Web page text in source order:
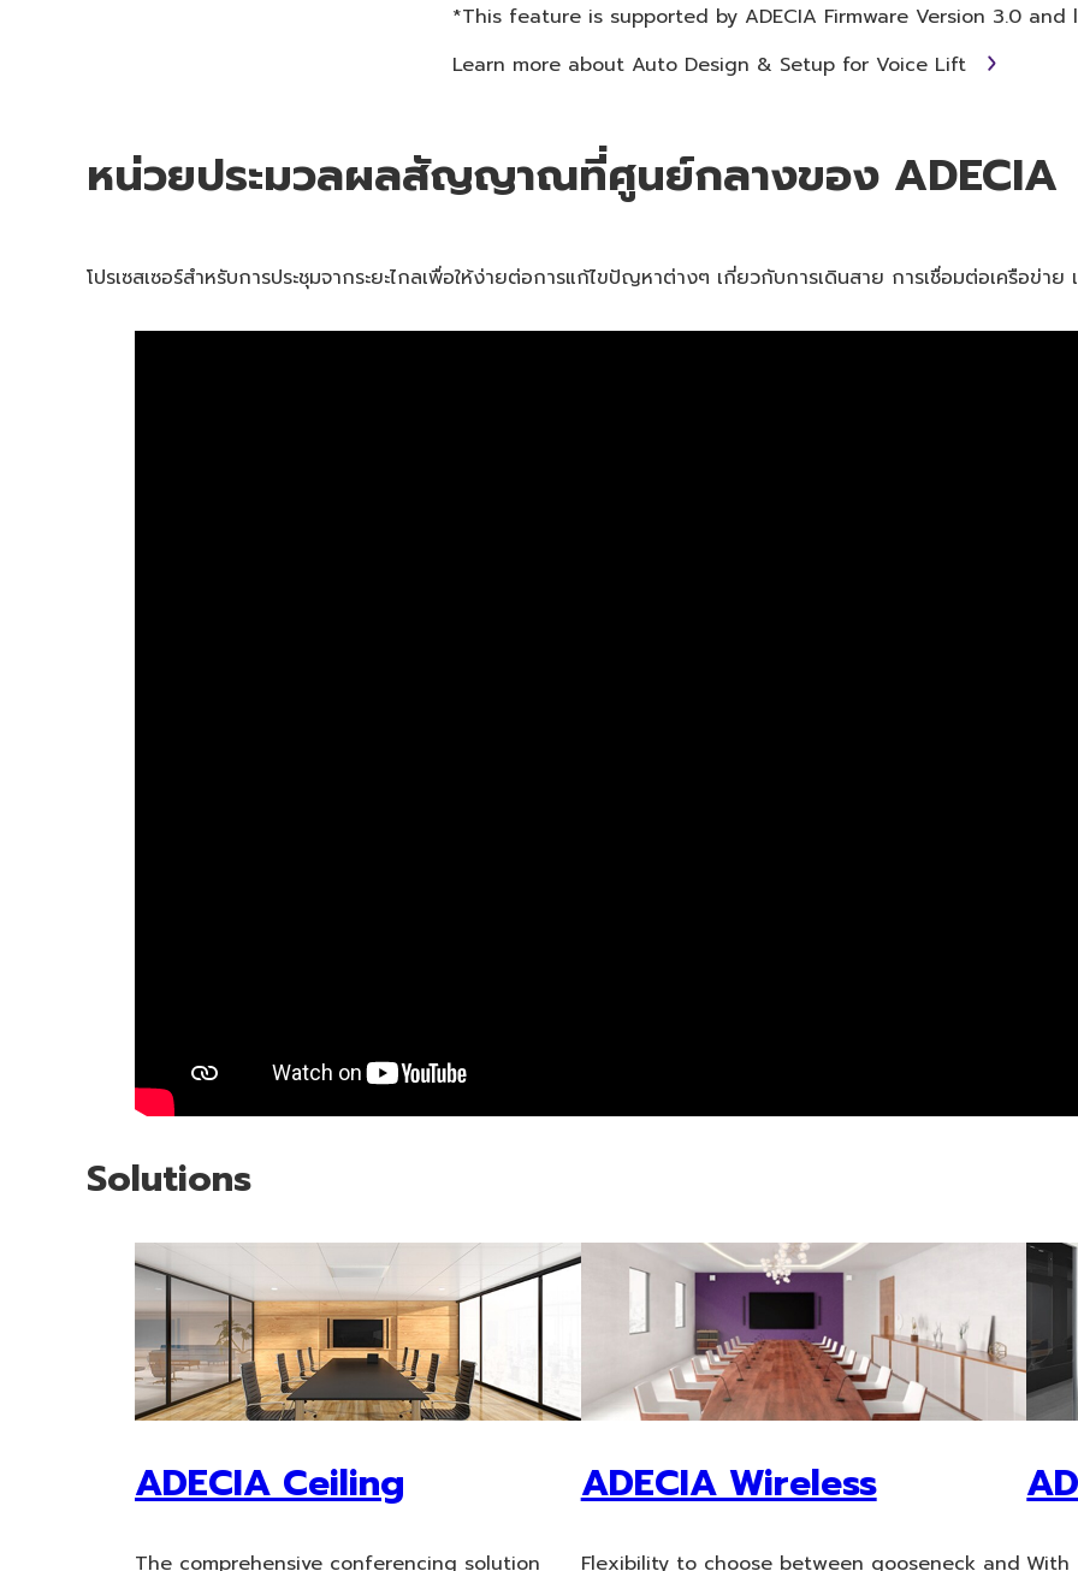
*This feature is supported by ADECIA Firmware Version 3.0 and
Learn more about Auto Design & Setup for Voice Lift
หน่วยประมวลผลสัญญาณที่ศูนย์กลางของ ADECIA
โปรเซสเซอร์สำหรับการประชุมจากระยะไกลเพื่อให้ง่ายต่อการแก้ไขปัญหาต่างๆ เกี่ยวกับการเดินสาย การเชื่อมต่อเครือข่
Solutions
ADECIA Ceiling
The comprehensive conferencing solution
ADECIA Wireless
Flexibility to choose between gooseneck and With